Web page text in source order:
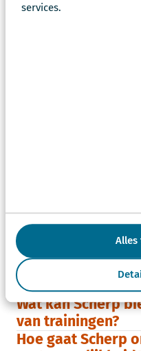
services.
Alles
Scherp in Veiligheid
Stel je vraag
Wat houdt dat in,
Scherp?
Wat kan Scherp
van trainingen?
Hoe gaat Scherp